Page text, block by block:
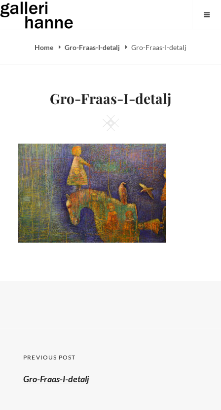
Skip
toGalleri Hanne
Home Gro-Fraas-I-detalj Gro-Fraas-I-detalj
Gro-Fraas-I-detalj
Square
Post
navigation
PREVIOUS POST
Previous
Gro-Fraas-I-detalj